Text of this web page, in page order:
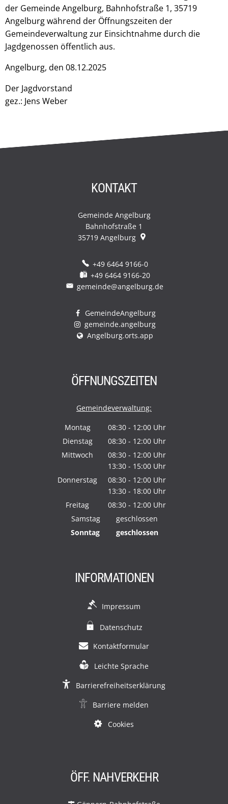
der Gemeinde Angelburg, Bahnhofstraße 1, 35719
Angelburg während der Öffnungszeiten der
Gemeindeverwaltung zur Einsichtnahme durch die
Jagdgenossen öffentlich aus.
Angelburg, den 08.12.2025
Der Jagdvorstand
gez.: Jens Weber
KONTAKT
Gemeinde Angelburg
Bahnhofstraße 1
35719 Angelburg
+49 6464 9166-0
+49 6464 9166-20
gemeinde@angelburg.de
GemeindeAngelburg
gemeinde.angelburg
Angelburg.orts.app
ÖFFNUNGSZEITEN
Gemeindeverwaltung:
Montag
08:30 - 12:00 Uhr
Von 08:30 bis 12:00 Uhr
Dienstag 08:30 - 12:00 Uhr
Von 08:30 bis 12:00 Uhr
Mittwoch 08:30 - 12:00 Uhr
Von 08:30 bis 12:00 Uhr
13:30 - 15:00 Uhr
Von 13:30 bis 15:00 Uhr
Donnerstag 08:30 - 12:00 Uhr
Von 08:30 bis 12:00 Uhr
13:30 - 18:00 Uhr
Von 13:30 bis 18:00 Uhr
Freitag 08:30 - 12:00 Uhr
Von 08:30 bis 12:00 Uhr
Samstag
geschlossen
Sonntag
geschlossen
INFORMATIONEN
Impressum
Datenschutz
Kontaktformular
Leichte Sprache
Barrierefreiheitserklärung
Barriere melden
Cookies
ÖFF. NAHVERKEHR